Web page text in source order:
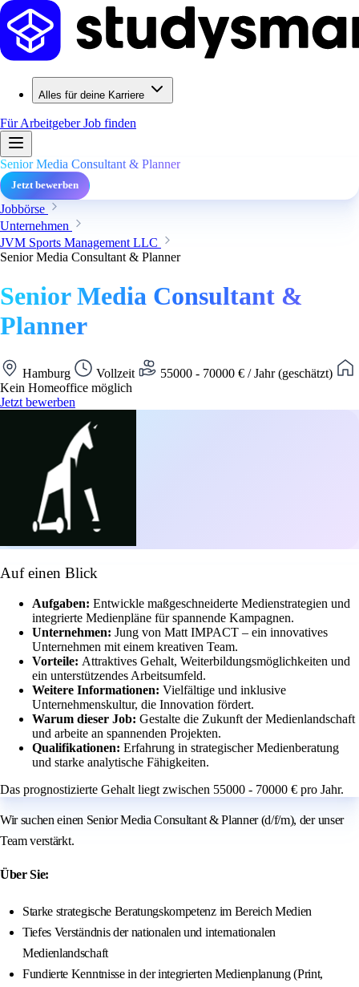
Alles für deine Karriere
Für ArbeitgeberJob finden
Senior Media Consultant & Planner
Jetzt bewerben
Jobbörse
Unternehmen
JVM Sports Management LLC
Senior Media Consultant & Planner
Senior Media Consultant &
Planner
Hamburg Vollzeit
55000 - 70000 € / Jahr (geschätzt)
Kein Homeoffice möglich
Jetzt bewerben
Auf einen Blick
Aufgaben: Entwickle maßgeschneiderte Medienstrategien und
integrierte Medienpläne für spannende Kampagnen.
Unternehmen: Jung von Matt IMPACT – ein innovatives
Unternehmen mit einem kreativen Team.
Vorteile: Attraktives Gehalt, Weiterbildungsmöglichkeiten und
ein unterstützendes Arbeitsumfeld.
Weitere Informationen: Vielfältige und inklusive
Unternehmenskultur, die Innovation fördert.
Warum dieser Job: Gestalte die Zukunft der Medienlandschaft
und arbeite an spannenden Projekten.
Qualifikationen: Erfahrung in strategischer Medienberatung
und starke analytische Fähigkeiten.
Das prognostizierte Gehalt liegt zwischen 55000 - 70000 € pro Jahr.
Wir suchen einen Senior Media Consultant & Planner (d/f/m), der unser
Team verstärkt.
Über Sie:
Starke strategische Beratungskompetenz im Bereich Medien
Tiefes Verständnis der nationalen und internationalen
Medienlandschaft
Fundierte Kenntnisse in der integrierten Medienplanung (Print,